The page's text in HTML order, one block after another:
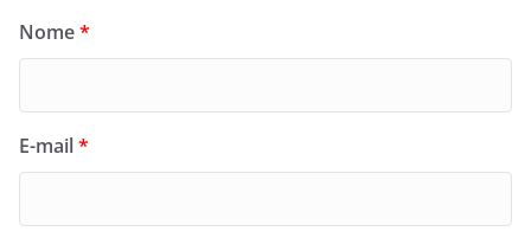
Nome*
E-mail*